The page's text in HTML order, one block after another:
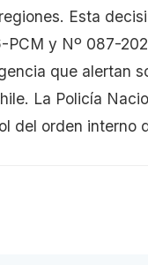
Esta
y Nº 087-
que alertan
La Policía
del orden interno